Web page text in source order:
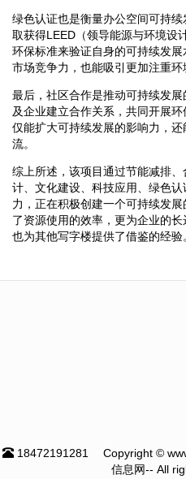
绿色认证也是衡量办公空间可持
取获得LEED（领导能源与环境设
环保标准来验证自身的可持续发
市场竞争力，也能吸引更加注重环
最后，社区合作是推动可持续发
及企业建立合作关系，共同开展
仅能扩大可持续发展的影响力，
流。
综上所述，该项目通过节能减排
计、文化建设、科技应用、绿色
力，正在积极创建一个可持续发
了资源使用的效率，更为企业的
也为其他写字楼提供了借鉴的经验
18472191281
Copyright ©
信息网-- All